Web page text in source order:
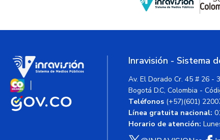
Inravisión - Sistema
Av. El Dorado Cr. 45 # 26 -
Bogotá D.C, Colombia -
Teléfonos (+57)(601)
Línea gratuita nacional:
Horario de atención: